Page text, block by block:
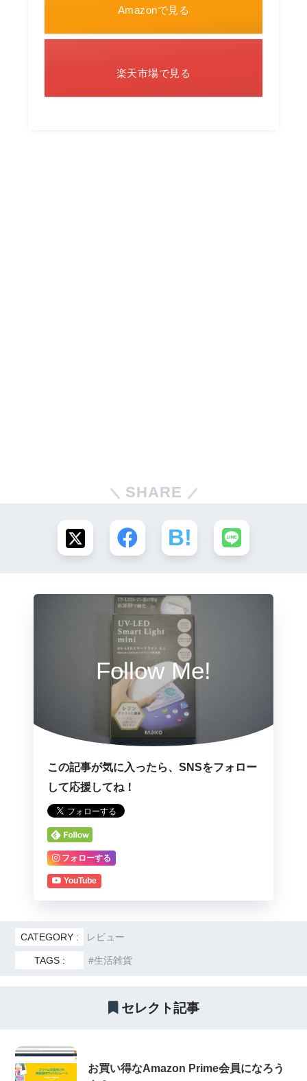
Amazonで見る
楽天市場で見る
SHARE
Follow Me!
この記事が気に入ったら、SNSをフォロー
して応援してね！
フォローする
YouTube
CATEGORY : レビュー
TAGS : 生活雑貨
セレクト記事
お買い得なAmazon Prime会員になろう